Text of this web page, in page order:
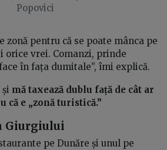
Popovici
pentru că se poate mânca pe
orice vrei. Comanzi, prinde
în fața dumitale”, îmi explică.
mă taxează dublu față de cât ar
că e „zonă turistică.”
Giurgiului
pe Dunăre și unul pe